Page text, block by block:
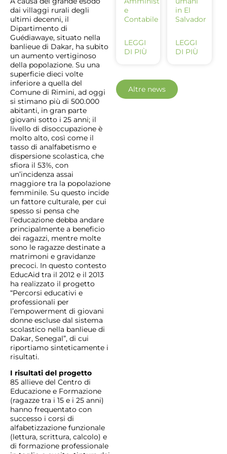
dai villaggi rurali degli
ultimi decenni, il
Dipartimento di
Guédiawaye, situato nella
banlieue di Dakar, ha subito
un aumento vertiginoso
della popolazione. Su una
superficie dieci volte
inferiore a quella del
Comune di Rimini, ad oggi
si stimano più di 500.000
abitanti, in gran parte
giovani sotto i 25 anni; il
livello di disoccupazione è
molto alto, così come il
tasso di analfabetismo e
dispersione scolastica, che
sfiora il 53%, con
un’incidenza assai
maggiore tra la popolazione
femminile. Su questo incide
un fattore culturale, per cui
spesso si pensa che
l’educazione debba andare
principalmente a beneficio
dei ragazzi, mentre molte
sono le ragazze destinate a
matrimoni e gravidanze
precoci. In questo contesto
EducAid tra il 2012 e il 2013
ha realizzato il progetto
“Percorsi educativi e
professionali per
l’empowerment di giovani
donne escluse dal sistema
scolastico nella banlieue di
Dakar, Senegal”, di cui
riportiamo sinteticamente i
risultati.
I risultati del progetto
85 allieve del Centro di
Educazione e Formazione
(ragazze tra i 15 e i 25 anni)
hanno frequentato con
successo i corsi di
alfabetizzazione funzionale
(lettura, scrittura, calcolo) e
di formazione professionale
e
Contabile
LEGGI
DI PIÙ
in El
Salvador
LEGGI
DI PIÙ
Altre news